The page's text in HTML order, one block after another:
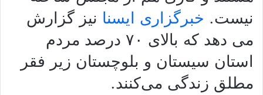
نیست. خبرگزاری ایسنا نیز گزارش
می دهد که بالای ٧٠ درصد مردم
استان سیستان و بلوچستان زیر فقر
مطلق زندگی می‌کنند.